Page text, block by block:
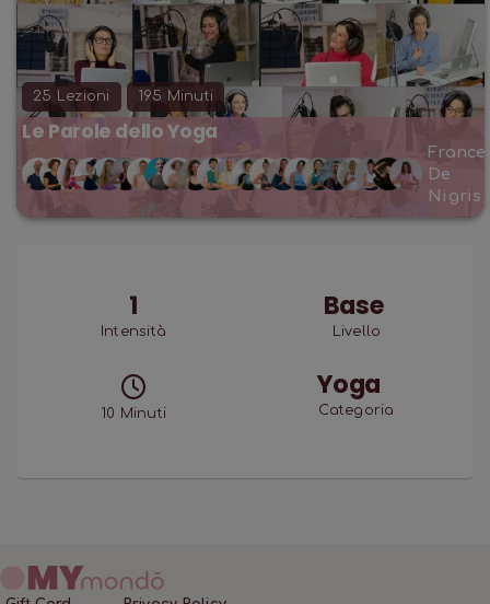
25 Lezioni 195 Minuti
Le Parole dello Yoga
De
Nigris
1
Intensità
Base
Livello
10 Minuti
Yoga
Categoria